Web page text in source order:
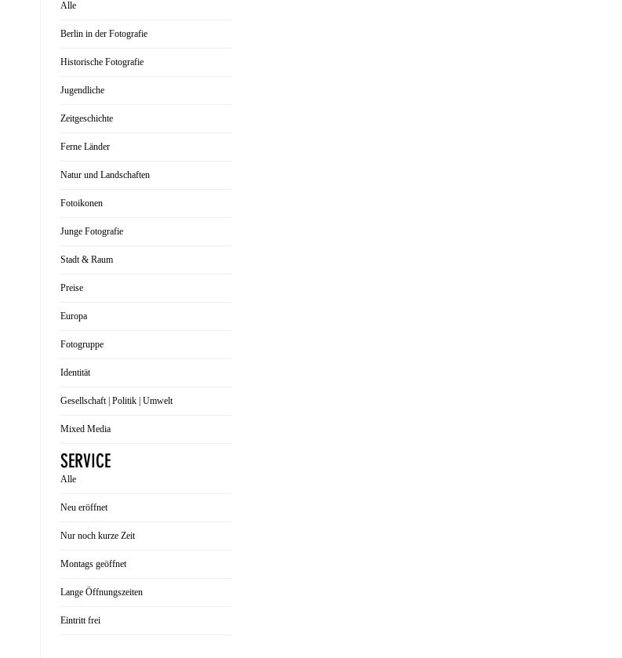
Alle
Berlin in der Fotografie
Historische Fotografie
Jugendliche
Zeitgeschichte
Ferne Länder
Natur und Landschaften
Fotoikonen
Junge Fotografie
Stadt & Raum
Preise
Europa
Fotogruppe
Identität
Gesellschaft | Politik | Umwelt
Mixed Media
SERVICE
Alle
Neu eröffnet
Nur noch kurze Zeit
Montags geöffnet
Lange Öffnungszeiten
Eintritt frei